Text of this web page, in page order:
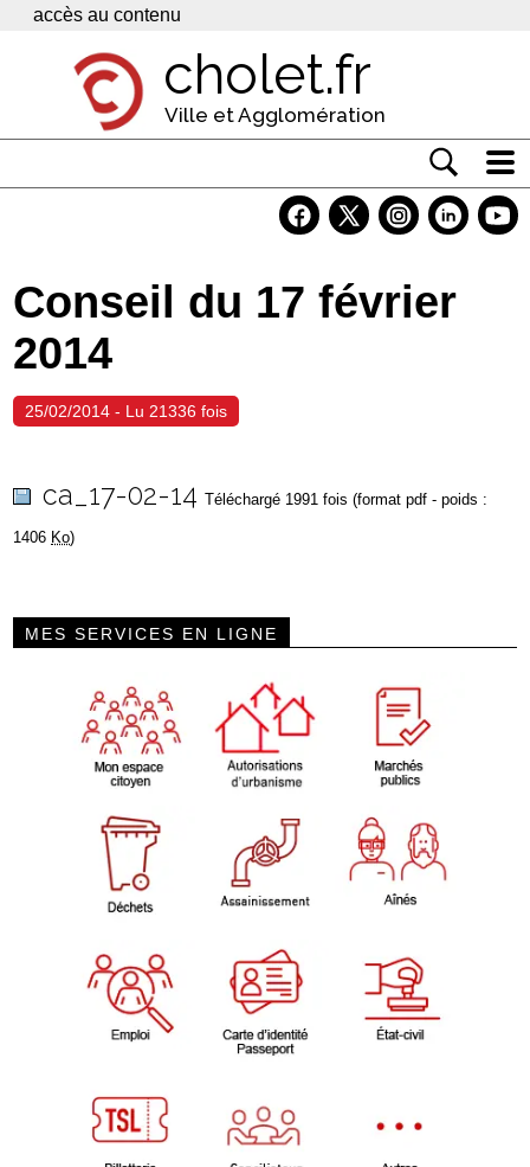
Panneau de gestion des cookies
accès au contenu
cholet.fr
Ville et Agglomération
Economie
Services
Contacts
Conseil du 17 février
2014
25/02/2014 - Lu 21336 fois
ca_17-02-14 Téléchargé 1991 fois (format pdf - poids :
1406 Ko)
MES SERVICES EN LIGNE